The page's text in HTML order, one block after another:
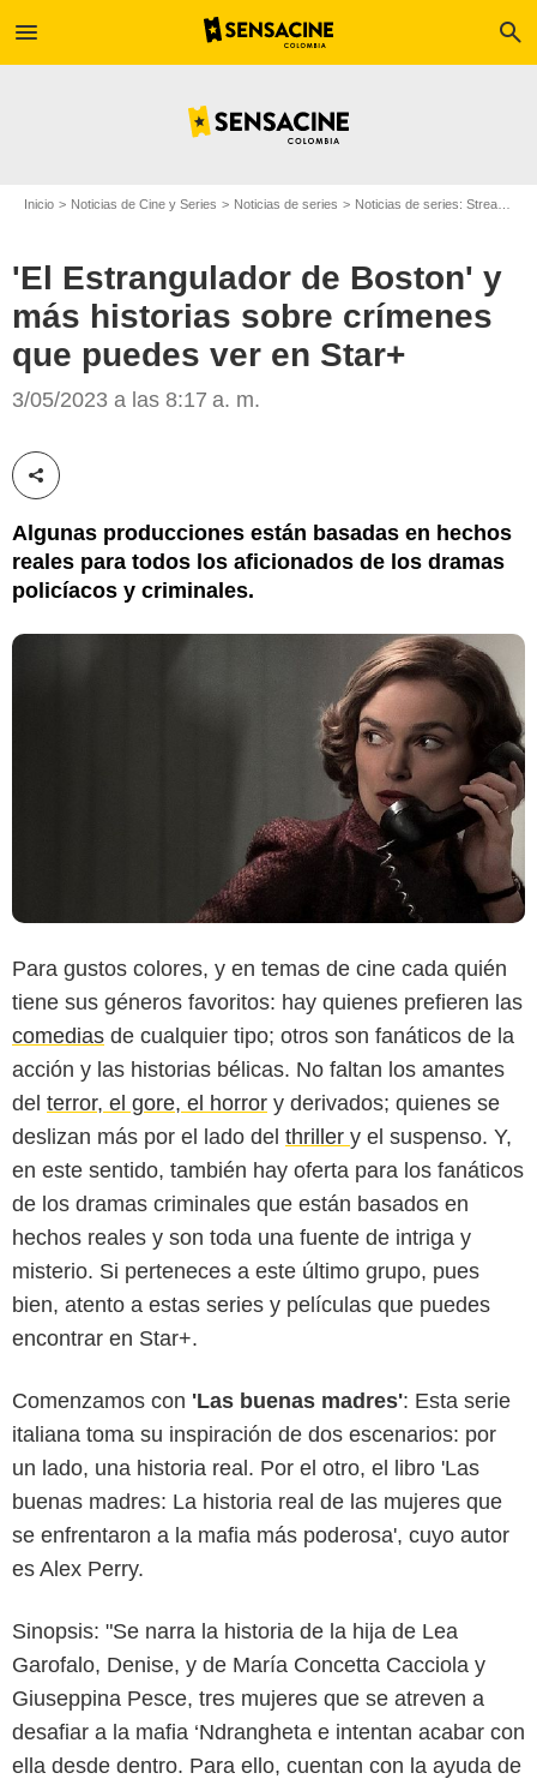
menu search
Inicio Noticias de Cine y Series Noticias de series Noticias de series: Streaming
'El Estrangulador de Boston' y
más historias sobre crímenes
que puedes ver en Star+
3/05/2023 a las 8:17 a. m.
Compartir esta noticia
Algunas producciones están basadas en hechos
reales para todos los aficionados de los dramas
policíacos y criminales.
'El estrangulador de Boston'/Foto: Star+
Para gustos colores, y en temas de cine cada quién
tiene sus géneros favoritos: hay quienes prefieren las
comedias de cualquier tipo; otros son fanáticos de la
acción y las historias bélicas. No faltan los amantes
del terror, el gore, el horror y derivados; quienes se
deslizan más por el lado del thriller y el suspenso. Y,
en este sentido, también hay oferta para los fanáticos
de los dramas criminales que están basados en
hechos reales y son toda una fuente de intriga y
misterio. Si perteneces a este último grupo, pues
bien, atento a estas series y películas que puedes
encontrar en Star+.
Comenzamos con 'Las buenas madres': Esta serie
italiana toma su inspiración de dos escenarios: por
un lado, una historia real. Por el otro, el libro 'Las
buenas madres: La historia real de las mujeres que
se enfrentaron a la mafia más poderosa', cuyo autor
es Alex Perry.
Sinopsis: "Se narra la historia de la hija de Lea
Garofalo, Denise, y de María Concetta Cacciola y
Giuseppina Pesce, tres mujeres que se atreven a
desafiar a la mafia ‘Ndrangheta e intentan acabar con
ella desde dentro. Para ello, cuentan con la ayuda de